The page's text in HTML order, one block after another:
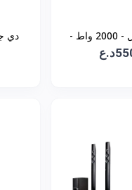
دي جي محمول - 2000 واط -